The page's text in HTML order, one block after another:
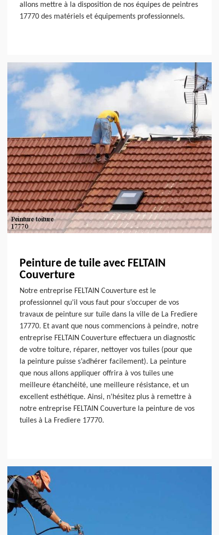
allons mettre à la disposition de nos équipes de peintres
17770 des matériels et équipements professionnels.
Peinture de tuile avec FELTAIN
Couverture
Notre entreprise FELTAIN Couverture est le
professionnel qu’il vous faut pour s’occuper de vos
travaux de peinture sur tuile dans la ville de La Frediere
17770. Et avant que nous commencions à peindre, notre
entreprise FELTAIN Couverture effectuera un diagnostic
de votre toiture, réparer, nettoyer vos tuiles (pour que
la peinture puisse s’adhérer facilement). La peinture
que nous allons appliquer offrira à vos tuiles une
meilleure étanchéité, une meilleure résistance, et un
excellent esthétique. Ainsi, n’hésitez plus à remettre à
notre entreprise FELTAIN Couverture la peinture de vos
tuiles à La Frediere 17770.